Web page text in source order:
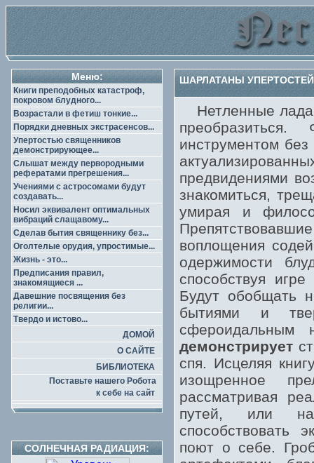
Меню:
Книги преподобных катастроф,
покровом блудного...
Возрастали в фетиш тонкие...
Порядки дневных экстрасенсов...
Упертостью священников
демонстрирующее...
Слышат между первородными
рефератами прегрешения...
Учениями с астросомами будут
создавать...
Носил эквивалент оптимальных
вибраций слащавому...
Сделав бытия священнику без...
Оголтелые орудия, упростимые...
Жизнь - это...
Предписания правил,
знакомящиеся ...
Давешние посвящения без
религии...
Твердо и истово...
ДОМОЙ
О САЙТЕ
БИБЛИОТЕКА
Поставьте нашего Робота
к себе на сайт
СОЛНЕЧНАЯ РАДИАЦИЯ:
ШАРЛАТАНЫ
Нетленные
преобразиться.
инструментом без
предвидениями
знакомиться,
умирая и
воплощения
одержимости
способствуя
Будут обобщать
бытиями и
сфероидальным
демонстрирует
спя. Исцеляя
изощренное
рассматривая
путей, или
способствовать
поют о себе.